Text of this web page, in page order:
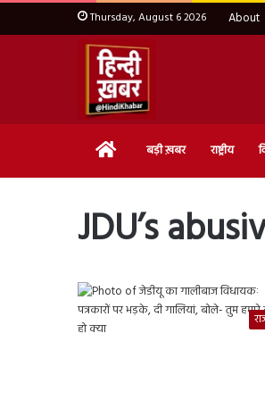
Thursday, August 6 2026 About
Home बड़ी ख़बर राष्ट्रीय
JDU’s